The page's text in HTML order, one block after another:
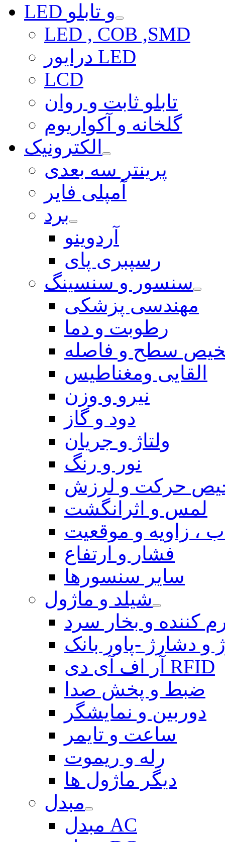
LED و تابلو
LED , COB ,SMD
درایور LED
LCD
تابلو ثابت و روان
گلخانه و آکواریوم
الکترونیک
پرینتر سه بعدی
آمپلی فایر
برد
آردوینو
رسپبری پای
سنسور و سنسینگ
مهندسی پزشکی
رطوبت و دما
سطح و فاصله
القایی ومغناطیس
نیرو و وزن
دود و گاز
ولتاژ و جریان
نور و رنگ
حرکت و لرزش
لمس و اثرانگشت
، زاویه و موقعیت
فشار و ارتفاع
سایر سنسورها
شیلد و ماژول
کننده و بخار سرد
و دشارژ -پاور بانک
آر اف آی دی RFID
ضبط و پخش صدا
دوربین و نمایشگر
ساعت و تایمر
رله و ریموت
دیگر ماژول ها
مبدل
مبدل AC